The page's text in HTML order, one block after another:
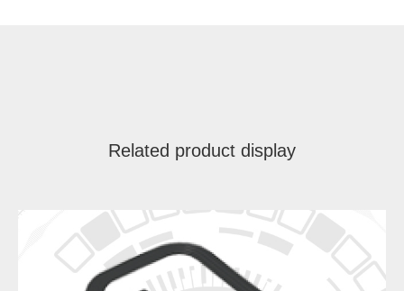
Related product display